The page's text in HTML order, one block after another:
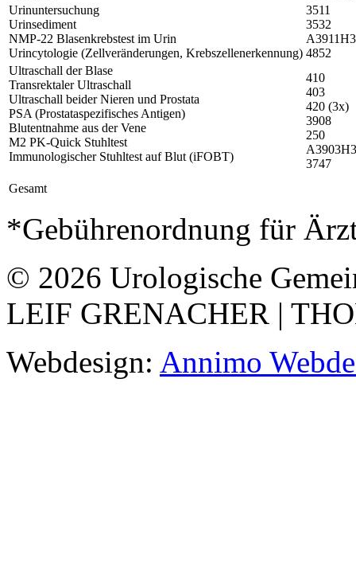
Urinuntersuchung
Urinsediment
NMP-22 Blasenkrebstest im Urin
Urincytologie (Zellveränderungen, Krebszellenerkennung)
3511
3532
A3911H3
4852
Ultraschall der Blase
Transrektaler Ultraschall
Ultraschall beider Nieren und Prostata
PSA (Prostataspezifisches Antigen)
Blutentnahme aus der Vene
M2 PK-Quick Stuhltest
Immunologischer Stuhltest auf Blut (iFOBT)
410
403
420 (3x)
3908
250
A3903H3
3747
Gesamt
*Gebührenordnung für
© 2026 Urologische
LEIF GRENACHER |
Webdesign: Annimo